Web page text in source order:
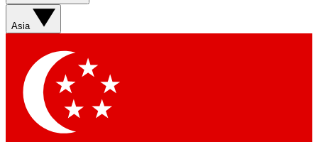
Asia